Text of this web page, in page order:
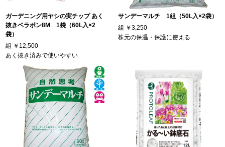
ガーデニング用ヤシの実チップ あく
抜きベラボン8M 1袋（60L入×2
袋）
組 ￥12,500
あく抜き済みで使いやすい
サンデーマルチ 1組（50L入×2袋）
組 ￥3,250
株元の保温・保護に使える